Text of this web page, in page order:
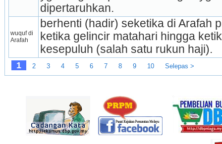
dipertaruhkan.
wuquf di
Arafah
berhenti (hadir) seketika di Arafah
ketika gelincir matahari hingga
kesepuluh (salah satu rukun haji).
1 2 3 4 5 6 7 8 9 10 Selepas >